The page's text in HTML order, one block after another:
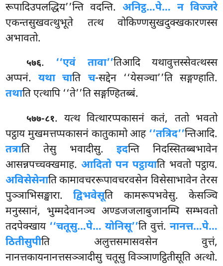
रूपादिउपलद्धिय’’न्ति वदन्ति. अनिट्ठ…पे… न विज्जरे
एकन्तसुखवत्थुभूते तत्थ वोकिण्णसुखदुक्खकारणस्स
अभावतो.
५७६. ‘‘एवं तावा’’तिआदि यथावुत्तस्सेवत्थस्स
अप्पनं.यथा चाति च-सद्देन ‘‘येसञ्चा’’ति सङ्गण्हाति.
तथाति एत्थापि ‘‘ते’’ति सङ्गण्हितब्बं.
५७७-८१. यत्थ वित्थारप्पकासनं कतं, ततो भवतो
पट्ठाय मुखमत्तप्पकासनं कातुकामो आह ‘‘तत्रिद’’न्तिआदि.
तत्राति तेसु भवादीसु.इदन्ति निदस्सितब्बभावेन
आसन्नपच्चक्खमाह.आदितो पन पट्ठायाति भवतो पट्ठाय.
अविसेसेनाति कामावचररूपावचरवसेन विसेसाभावेन तेरस
पुञ्ञाभिसङ्खारा.द्विभवेसूति कामरूपभवेसु. केसञ्चि
मनुस्सानं, भुम्मदेवानञ्च अण्डजजलाबुजानम्पि सम्भवतो
तदपेक्खाय ‘‘चतूसु…पे… योनिसू’’ति वुत्तं. नानत्त…पे…
ठितीसुपीति अलुत्तसमासवसेन वुत्तं,
नानत्तकायनानत्तसञ्ञादीसु चतूसु विञ्ञाणट्ठितीसूति अत्थो.